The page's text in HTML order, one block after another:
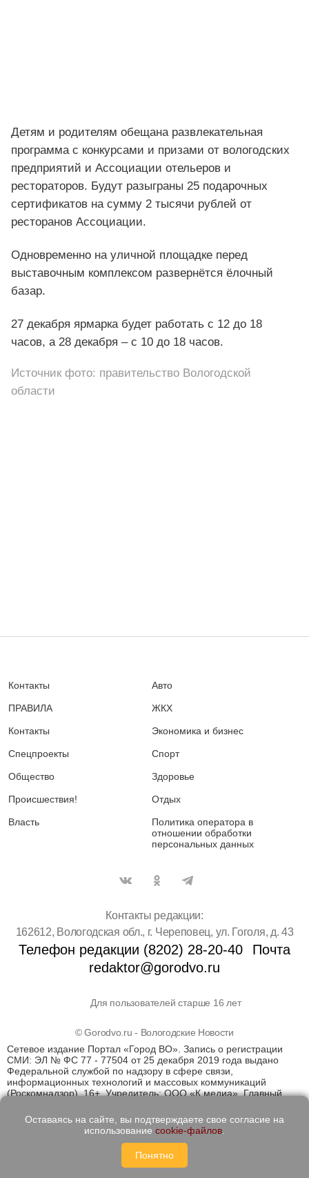
Детям и родителям обещана развлекательная
программа с конкурсами и призами от вологодских
предприятий и Ассоциации отельеров и
рестораторов. Будут разыграны 25 подарочных
сертификатов на сумму 2 тысячи рублей от
ресторанов Ассоциации.
Одновременно на уличной площадке перед
выставочным комплексом развернётся ёлочный
базар.
27 декабря ярмарка будет работать с 12 до 18
часов, а 28 декабря – с 10 до 18 часов.
Источник фото: правительство Вологодской
области
Контакты
ПРАВИЛА
Контакты
Спецпроекты
Общество
Происшествия!
Власть
Авто
ЖКХ
Экономика и бизнес
Спорт
Здоровье
Отдых
Политика оператора в
отношении обработки
персональных данных
Контакты редакции:
162612, Вологодская обл., г. Череповец, ул. Гоголя, д. 43
Телефон редакции (8202) 28-20-40
Почта
redaktor@gorodvo.ru
Для пользователей старше 16 лет
© Gorodvo.ru - Вологодские Новости
Сетевое издание Портал «Город ВО». Запись о регистрации
СМИ: ЭЛ № ФС 77 - 77504 от 25 декабря 2019 года выдано
Федеральной службой по надзору в сфере связи,
информационных технологий и массовых коммуникаций
(Роскомнадзор). 16+. Учредитель: ООО «К медиа». Главный
применяются рекомендательные технологии (информационные
технологии предоставления информации на основе сбора,
систематизации и анализа сведений, относящихся к
предпочтениям пользователей сети "Интернет", находящихся
на территории Российской Федерации)
Оставаясь на сайте, вы подтверждаете свое согласие на
использование cookie-файлов
Понятно